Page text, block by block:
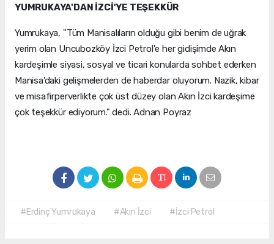
YUMRUKAYA'DAN İZCİ'YE TEŞEKKÜR
Yumrukaya, "Tüm Manisalıların olduğu gibi benim de uğrak
yerim olan Uncubozköy İzci Petrol'e her gidişimde Akın
kardeşimle siyasi, sosyal ve ticari konularda sohbet ederken
Manisa'daki gelişmelerden de haberdar oluyorum. Nazik, kibar
ve misafirperverlikte çok üst düzey olan Akın İzci kardeşime
çok teşekkür ediyorum." dedi. Adnan Poyraz
#Erdinç Yumrukaya #Akın İzci #İzci Petrol